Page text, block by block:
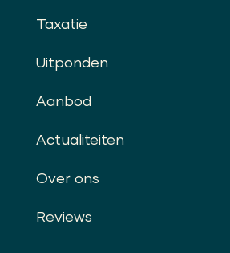
Taxatie
Uitponden
Aanbod
Actualiteiten
Over ons
Reviews